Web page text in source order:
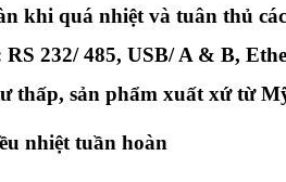
khi quá nhiệt và tuân thủ
RS 232/ 485, USB/ A & B,
thấp, sản phẩm xuất xứ từ
nhiệt tuần hoàn